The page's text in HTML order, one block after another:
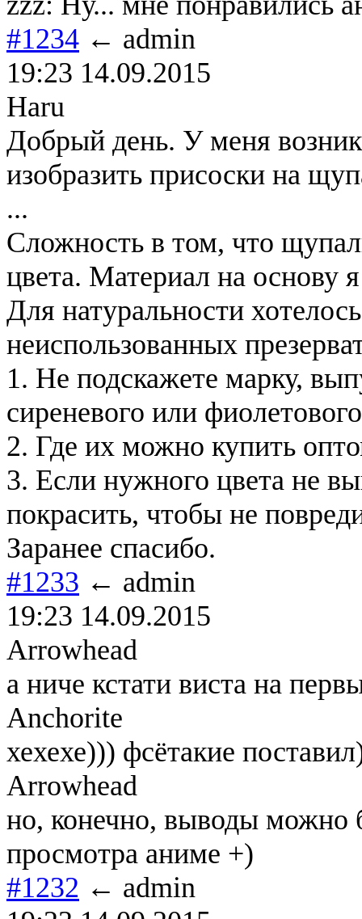
#1234 ← admin
19:23 14.09.2015
Haru
Добрый день. У меня
изобразить присоски на
...
Сложность в том, что
цвета. Материал на основу
Для натуральности
неиспользованных
1. Не подскажете марку,
сиреневого или
2. Где их можно купить
3. Если нужного цвета не
покрасить, чтобы не
Заранее спасибо.
#1233 ← admin
19:23 14.09.2015
Arrowhead
а ниче кстати виста на
Anchorite
хехехе))) фсётакие
Arrowhead
но, конечно, выводы можно
просмотра аниме +)
#1232 ← admin